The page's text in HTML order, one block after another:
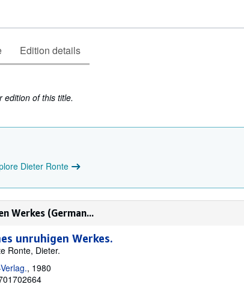
Edition details
edition of this title.
Dieter Ronte
Werkes (German...
unruhigen Werkes.
Ronte, Dieter.
, 1980